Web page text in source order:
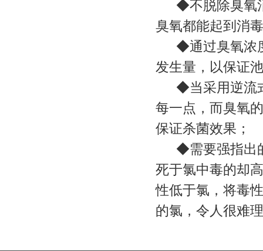
◆不脱除臭氧消
臭氧都能起到消
◆通过臭氧浓度
发生量，以保证
◆当采用逆流式
每一点，而臭氧
保证杀菌效果；
◆需要强指出的
死于氯中毒的却
性低于氯，将毒
的氯，令人很难